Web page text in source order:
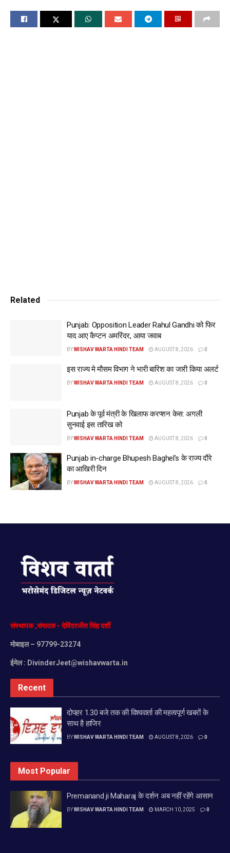
जगहों पर तेज आंधी के साथ बारिश हुई। पंजाब में मौसम में बदलाव के साथ-
Related
Punjab: Opposition Leader Rahul Gandhi को फिर
याद आए कैप्टन अमरिंदर, आया जवाब
BYWISHAV WARTA HINDI TEAM AUGUST 8, 2026 0
इस राज्य मे मौसम विभाग ने भारी बारिश का जारी किया अलर्ट
BYWISHAV WARTA HINDI TEAM AUGUST 8, 2026 0
Punjab के पूर्व मंत्री के खिलाफ करप्शन केस: अगली
सुनवाई इस तारिख को
BYWISHAV WARTA HINDI TEAM AUGUST 8, 2026 0
Punjab in-charge Bhupesh Baghel’s के राज्य दौरे
का आखिरी दिन
BYWISHAV WARTA HINDI TEAM AUGUST 8, 2026 0
संस्थापक,संपादक-देविंदरजीतसिंहदर्शी
मोबाइल– 97799-23274
ईमेल : DivinderJeet@wishavwarta.in
Recent
दोपहर 1.30 बजे तक की विश्ववार्ता की महत्वपूर्ण खबरों के
साथ है हाजिर
BYWISHAV WARTA HINDI TEAM AUGUST 8, 2026 0
Most Popular
Premanand ji Maharaj के दर्शन अब नहीं रहेंगे आसान
BYWISHAV WARTA HINDI TEAM MARCH 10, 2025 0